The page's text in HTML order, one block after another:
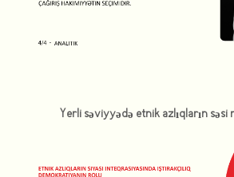
Yerli səviyyədə etnik azlıqların səsi